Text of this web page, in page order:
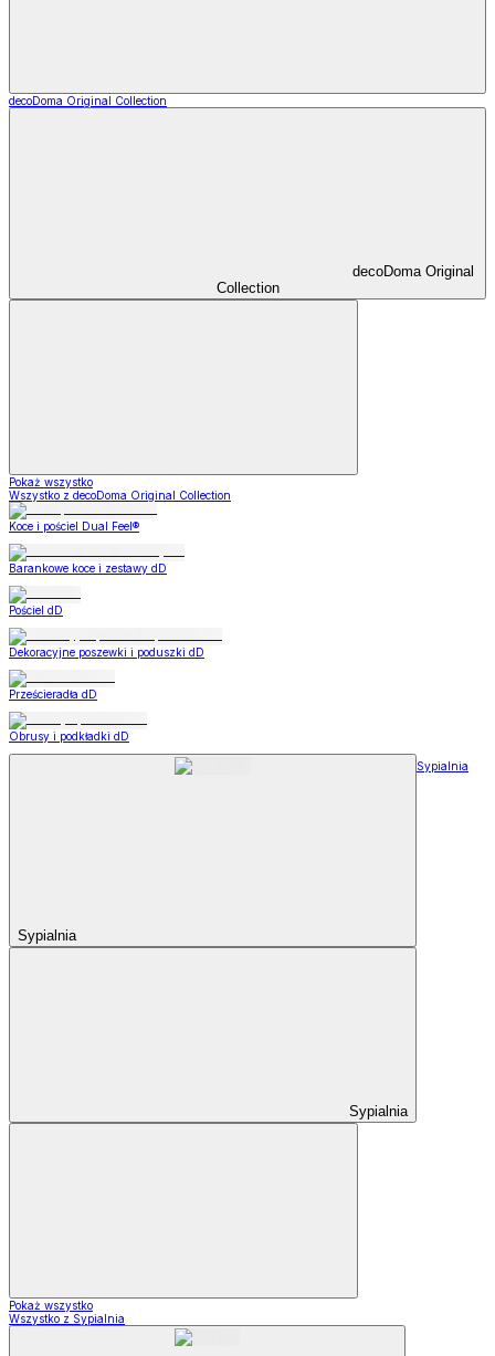
decoDoma Original Collection
decoDoma Original
Collection
Pokaż wszystko
Wszystko z decoDoma Original Collection
Koce i pościel Dual Feel®
Barankowe koce i zestawy dD
Pościel dD
Dekoracyjne poszewki i poduszki dD
Prześcieradła dD
Obrusy i podkładki dD
Sypialnia
Sypialnia
Sypialnia
Pokaż wszystko
Wszystko z Sypialnia